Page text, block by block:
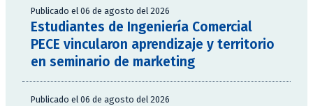
Publicado el 06 de agosto del 2026
Estudiantes de Ingeniería Comercial
PECE vincularon aprendizaje y territorio
en seminario de marketing
Publicado el 06 de agosto del 2026